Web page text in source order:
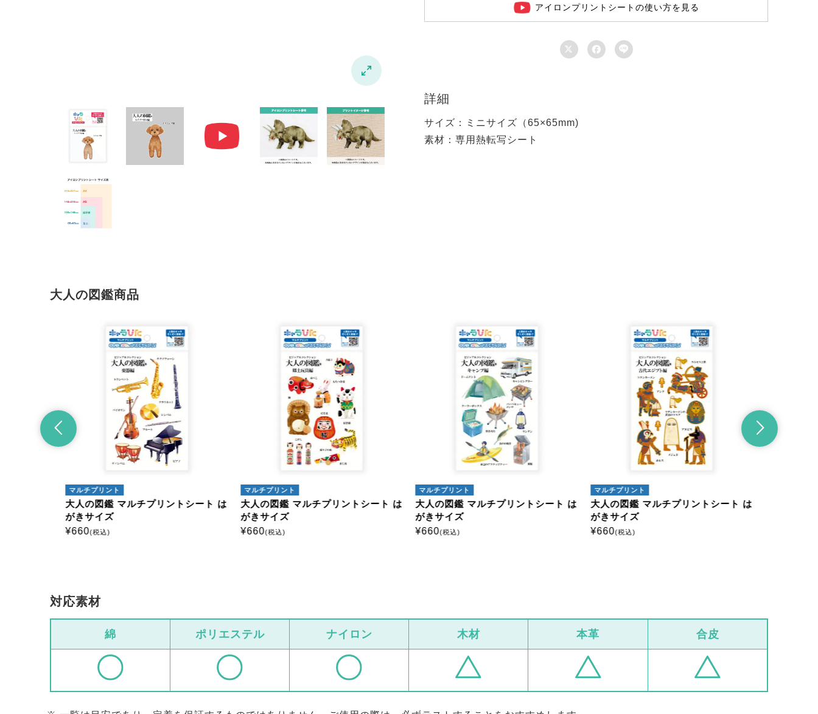

アイロンプリントシートの使い方を見る
  
詳細
サイズ：ミニサイズ（65×65mm)
素材：専用熱転写シート
大人の図鑑商品
マルチプリント
大人の図鑑 マルチプリントシート は
がきサイズ
¥660(税込)
マルチプリント
大人の図鑑 マルチプリントシート は
がきサイズ
¥660(税込)
マルチプリント
大人の図鑑 マルチプリントシート は
がきサイズ
¥660(税込)
マルチプリント
大人の図鑑 マルチプリントシート は
がきサイズ
¥660(税込)
対応素材
綿 ポリエステル ナイロン 木材 本革 合皮